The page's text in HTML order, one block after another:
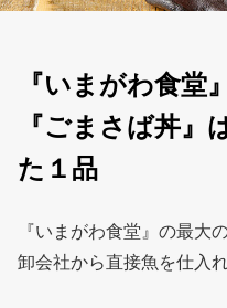
『いまがわ食堂
『ごまさば丼』
た１品
『いまがわ食堂』の最大
卸会社から直接魚を仕入